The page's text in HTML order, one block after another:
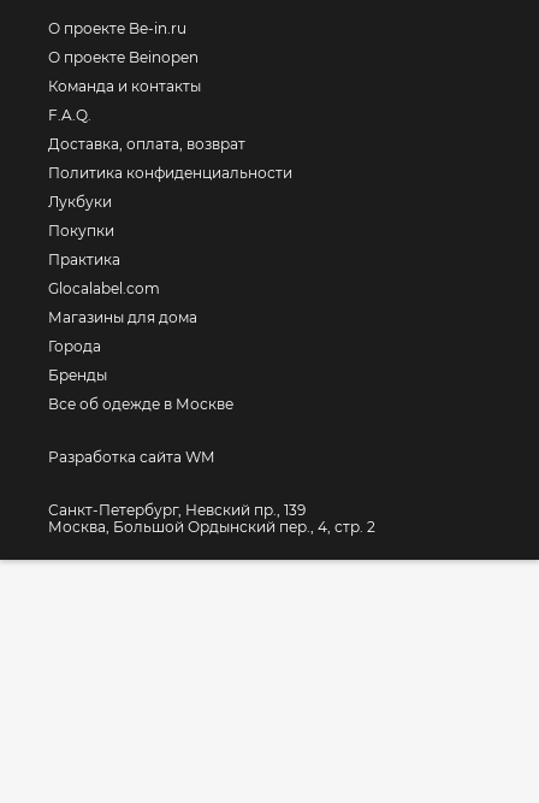
О проекте Be-in.ru
О проекте Beinopen
Команда и контакты
F.A.Q.
Доставка, оплата, возврат
Политика конфиденциальности
Лукбуки
Покупки
Практика
Glocalabel.com
Магазины для дома
Города
Бренды
Все об одежде в Москве
Разработка сайта WM
Санкт-Петербург, Невский пр., 139
Москва, Большой Ордынский пер., 4, стр. 2